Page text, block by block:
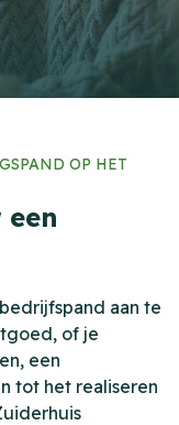
OP HET
aan te
of je
een
tot het realiseren